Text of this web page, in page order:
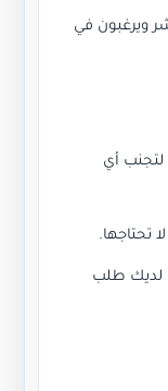
ويرغبون في
لتجنب أي
تحتاجها.
لديك طلب